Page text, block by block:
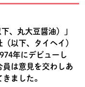
、丸大豆醤油）」
以下、タイヘイ）
年にデビューし
は意見を交わしあ
ました。